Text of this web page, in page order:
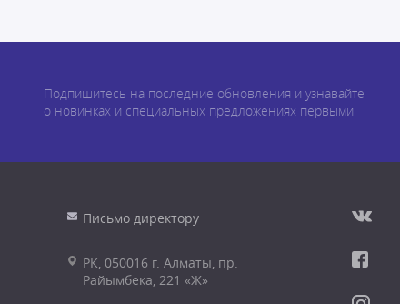
Подпишитесь на последние обновления и узнавайте
о новинках и специальных предложениях первыми
Письмо директору
РК, 050016 г. Алматы, пр.
Райымбека, 221 «Ж»